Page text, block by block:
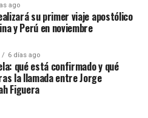
ago
su primer viaje apostólico
y Perú en noviembre
6 días ago
qué está confirmado y qué
la llamada entre Jorge
Figuera